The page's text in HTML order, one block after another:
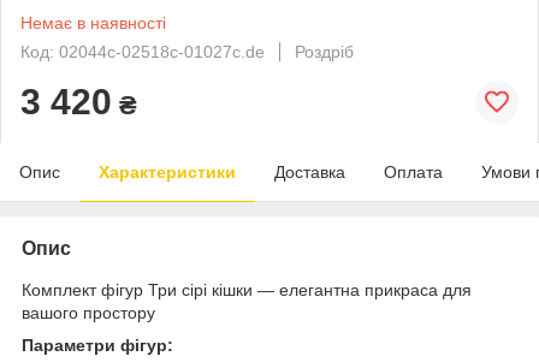
Немає в наявності
Код: 02044с-02518с-01027с.de
Роздріб
3 420 ₴
Опис Характеристики Доставка Оплата Умови
Опис
Комплект фігур Три сірі кішки — елегантна прикраса для
вашого простору
Параметри фігур: